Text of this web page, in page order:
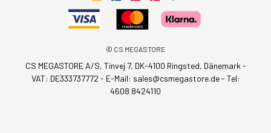
© CS MEGASTORE
CS MEGASTORE A/S, Tinvej 7, DK-4100 Ringsted, Dänemark -
VAT: DE333737772 - E-Mail: sales@csmegastore.de- Tel:
4608 8424110